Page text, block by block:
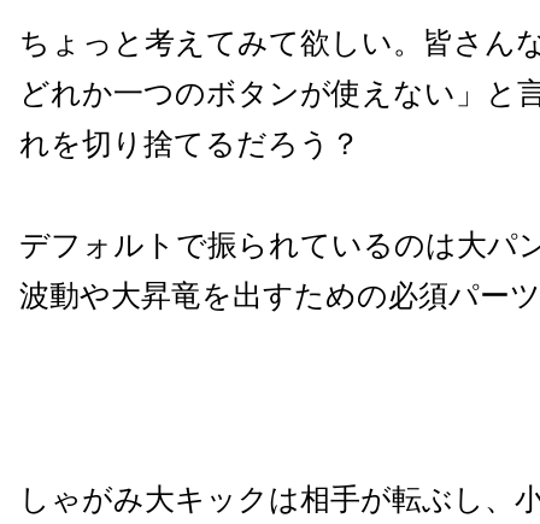
ちょっと考えてみて欲しい。皆さん
どれか一つのボタンが使えない」と
れを切り捨てるだろう？
デフォルトで振られているのは大パ
波動や大昇竜を出すための必須パー
しゃがみ大キックは相手が転ぶし、